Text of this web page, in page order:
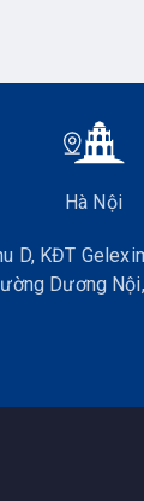
Hà Nội
D, KĐT
Dương